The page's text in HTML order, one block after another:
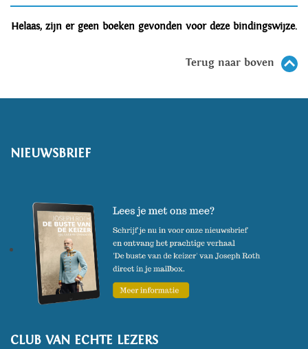
Helaas, zijn er geen boeken gevonden voor deze bindingswijze.
Terug naar boven
NIEUWSBRIEF
CLUB VAN ECHTE LEZERS